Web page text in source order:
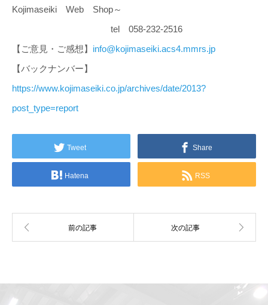
Kojimaseiki Web Shop～
tel 058-232-2516
【ご意見・ご感想】 info@kojimaseiki.acs4.mmrs.jp
【バックナンバー】
https://www.kojimaseiki.co.jp/archives/date/2013?
post_type=report
Tweet Share
Hatena RSS